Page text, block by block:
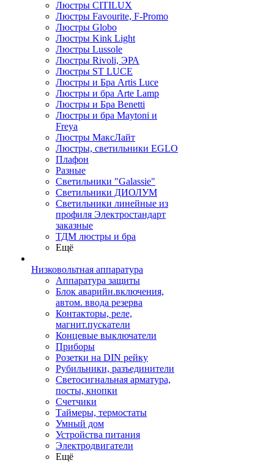
Люстры CITILUX
Люстры Favourite, F-Promo
Люстры Globo
Люстры Kink Light
Люстры Lussole
Люстры Rivoli, ЭРА
Люстры ST LUCE
Люстры и Бра Artis Luce
Люстры и бра Arte Lamp
Люстры и Бра Benetti
Люстры и бра Maytoni и
Freya
Люстры МаксЛайт
Люстры, светильники EGLO
Плафон
Разные
Светильники "Galassie"
Светильники ДИОЛУМ
Светильники линейные из
профиля Электростандарт
заказные
ТДМ люстры и бра
Ещё
Низковольтная аппаратура
Аппаратура защиты
Блок аварийн.включения,
автом. ввода резерва
Контакторы, реле,
магнит.пускатели
Концевые выключатели
Приборы
Розетки на DIN рейку
Рубильники, разъединители
Светосигнальная арматура,
посты, кнопки
Счетчики
Таймеры, термостаты
Умный дом
Устройства питания
Электродвигатели
Ещё